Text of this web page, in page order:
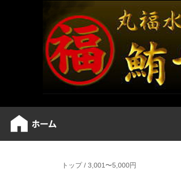
トップ/ 3,001〜5,000円